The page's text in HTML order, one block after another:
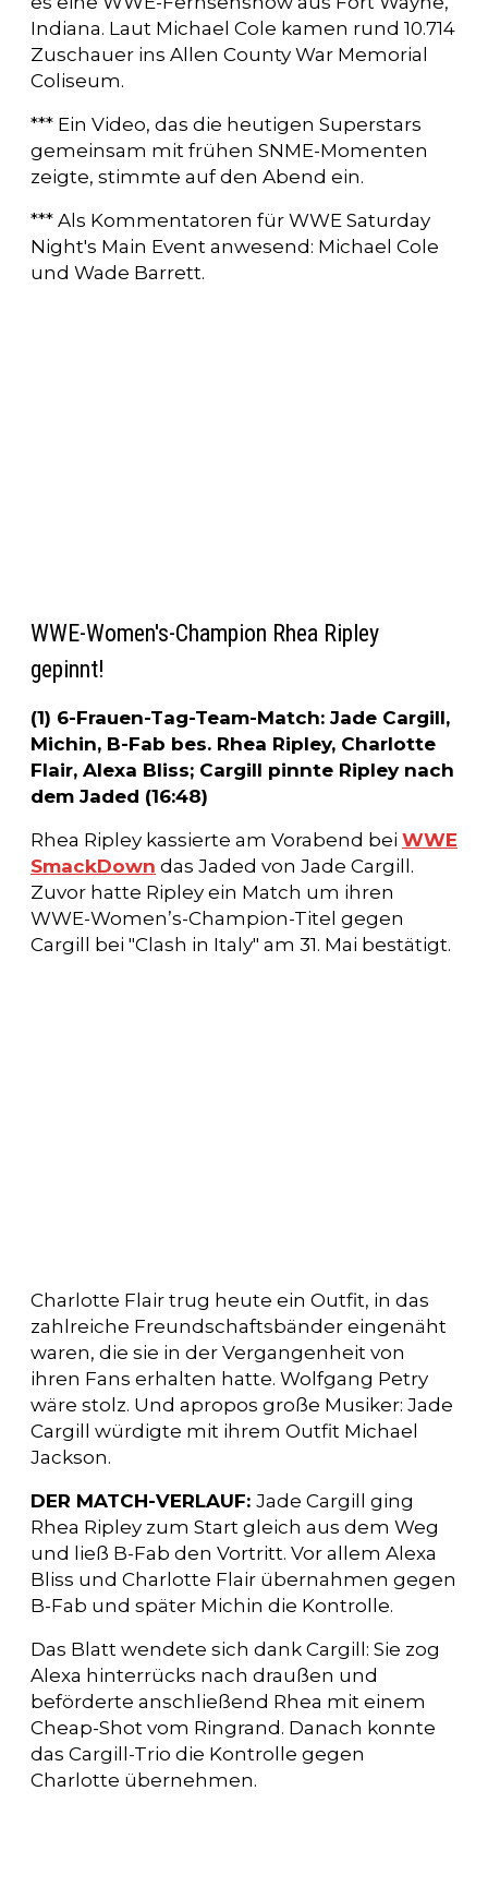
Indiana. Laut Michael Cole kamen rund 10.714
Zuschauer ins Allen County War Memorial
Coliseum.
*** Ein Video, das die heutigen Superstars
gemeinsam mit frühen SNME-Momenten
zeigte, stimmte auf den Abend ein.
*** Als Kommentatoren für WWE Saturday
Night's Main Event anwesend: Michael Cole
und Wade Barrett.
WWE-Women's-Champion Rhea Ripley
gepinnt!
(1) 6-Frauen-Tag-Team-Match: Jade Cargill,
Michin, B-Fab bes. Rhea Ripley, Charlotte
Flair, Alexa Bliss; Cargill pinnte Ripley nach
dem Jaded (16:48)
Rhea Ripley kassierte am Vorabend bei WWE
SmackDown das Jaded von Jade Cargill.
Zuvor hatte Ripley ein Match um ihren
WWE-Women’s-Champion-Titel gegen
Cargill bei "Clash in Italy" am 31. Mai bestätigt.
Charlotte Flair trug heute ein Outfit, in das
zahlreiche Freundschaftsbänder eingenäht
waren, die sie in der Vergangenheit von
ihren Fans erhalten hatte. Wolfgang Petry
wäre stolz. Und apropos große Musiker: Jade
Cargill würdigte mit ihrem Outfit Michael
Jackson.
DER MATCH-VERLAUF: Jade Cargill ging
Rhea Ripley zum Start gleich aus dem Weg
und ließ B-Fab den Vortritt. Vor allem Alexa
Bliss und Charlotte Flair übernahmen gegen
B-Fab und später Michin die Kontrolle.
Das Blatt wendete sich dank Cargill: Sie zog
Alexa hinterrücks nach draußen und
beförderte anschließend Rhea mit einem
Cheap-Shot vom Ringrand. Danach konnte
das Cargill-Trio die Kontrolle gegen
Charlotte übernehmen.